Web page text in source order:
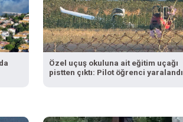
Özel uçuş okuluna ait eğitim uçağı
pistten çıktı: Pilot öğrenci yaralandı